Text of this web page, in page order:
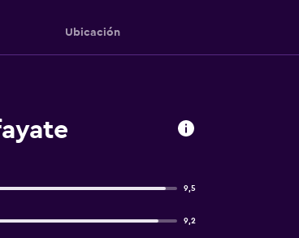
Ubicación
9,5
9,2